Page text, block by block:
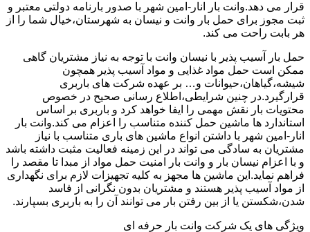
قرار می دهد.وانت بار انار-امین شهر با صدور بارنامه دولتی معتبر و
ثبت مجوز برای حمل بار وانت و نیسان به شهرستان،خیال شما را از
هر بابت راحت می کند.
حمل بار آسیب پذیر با نیسان وانت با توجه به نیاز مشتریان گاهی
ممکن است حمل مواد غذایی و مواد آسیب پذیر همچون
شیشه،گیاهان،حیوانات و… بر عهده شرکت های باربری
قرارگیرد.در چنین شرایطی،اطلاع رسانی صحیح در خصوص
محتویات بار نقش مهمی را ایفا خواهد کرد و باربری بر اساس
استاندارد ها ماشین حمل کننده متناسب را اعزام می کند.وانت بار
انار-امین شهر با داشتن انواع ماشین های باری متناسب با نیاز
مشتریان به سادگی می تواند در این زمینه فعالیت مثبت داشته باشد
و با اعزام نیسان بار و وانت بار امنیت حمل مواد از مبدا تا مقصد را
فراهم نماید.این ماشین ها مجهز به کلیه تجهیزات لازم برای نگهداری
از مواد آسیب پذیر هستند و مشتریان بدون نگرانی از فاسد
شدن،شکستن یا از بین رفتن بار می توانند آن را به باربری بسپارند.
ویژگی های یک شرکت وانت بار حرفه ای